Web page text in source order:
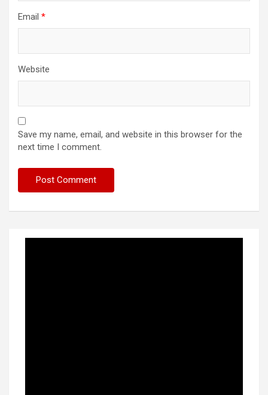
Email *
Website
Save my name, email, and website in this browser for the
next time I comment.